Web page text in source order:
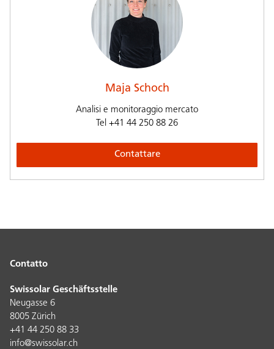
Maja Schoch
Analisi e monitoraggio mercato
Tel +41 44 250 88 26
Contattare
Contatto
Swissolar Geschäftsstelle
Neugasse 6
8005 Zürich
+41 44 250 88 33
info@swissolar.ch